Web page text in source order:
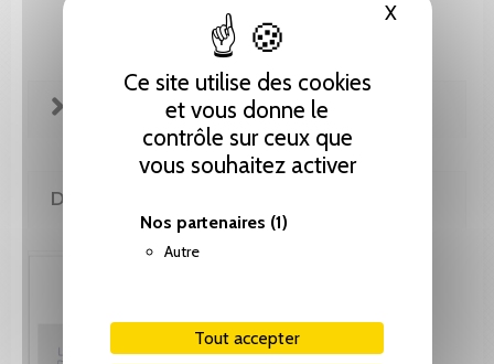
Ce site utilise des cookies
et vous donne le
contrôle sur ceux que
vous souhaitez activer
Nos partenaires (1)
Autre
Tout accepter
XMasquer
FICHE TECHNIQUE
DE MÊME AUTEUR(E)